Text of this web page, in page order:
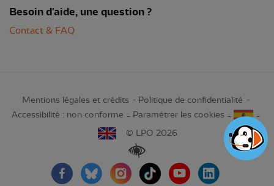
Besoin d'aide, une question ?
Contact & FAQ
Mentions légales et crédits
Politique de confidentialité
Accessibilité : non conforme
Paramétrer les cookies
© LPO 2026
Renforcer les contrastes